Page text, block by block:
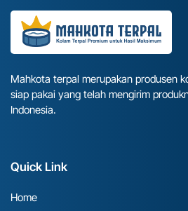
Mahkota terpal merupakan produsen
siap pakai yang telah mengirim
Indonesia.
Quick Link
Home